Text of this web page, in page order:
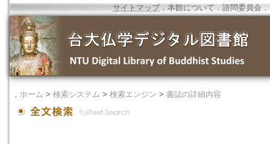
サイトマップ．本館について ． 諮問委員会 ．
． ホーム > 検索システム > 検索エンジン > 書誌の詳細内容